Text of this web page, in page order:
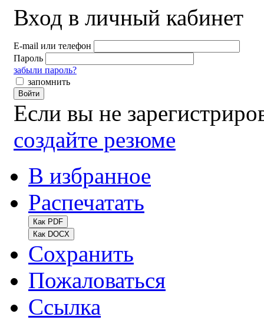
Вход в личный кабинет
E-mail или телефон
Пароль
забыли пароль?
запомнить
Войти
Если вы не
создайте резюме
В избранное
Распечатать
Как PDF
Как DOCX
Сохранить
Пожаловаться
Ссылка